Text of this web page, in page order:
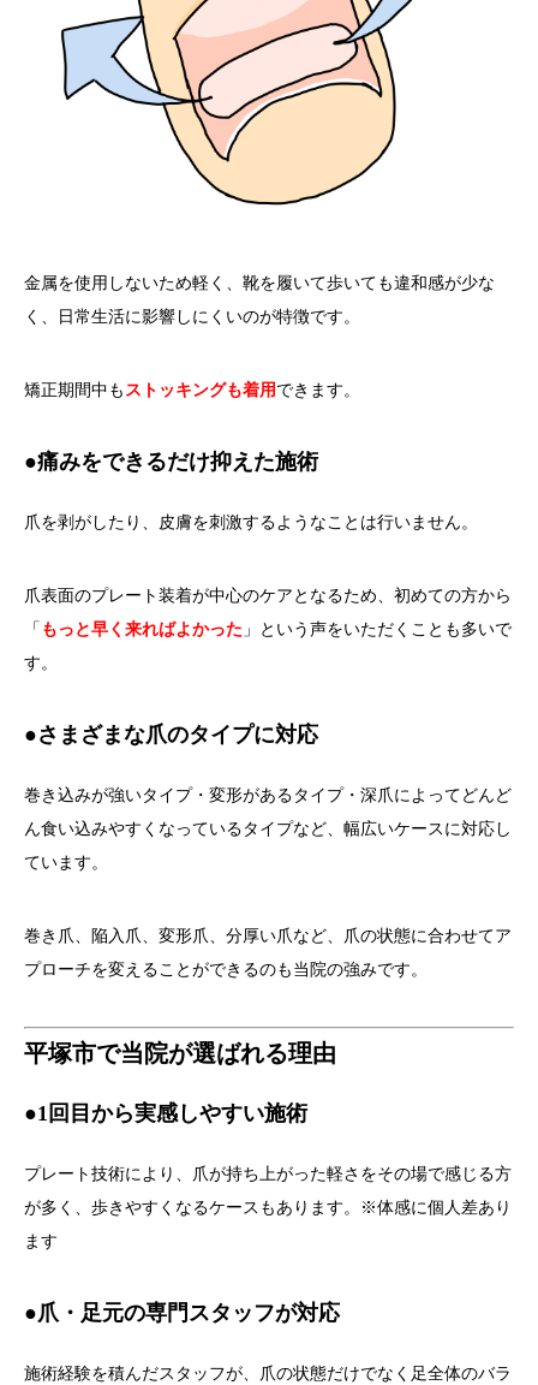
金属を使用しないため軽く、靴を履いて歩いても違和感が少な
く、日常生活に影響しにくいのが特徴です。
矯正期間中も ストッキングも着用 できます。
●痛みをできるだけ抑えた施術
爪を剥がしたり、皮膚を刺激するようなことは行いません。
爪表面のプレート装着が中心のケアとなるため、初めての方から
「 もっと早く来ればよかった 」という声をいただくことも多いで
す。
●さまざまな爪のタイプに対応
巻き込みが強いタイプ・変形があるタイプ・深爪によってどんど
ん食い込みやすくなっているタイプなど、幅広いケースに対応し
ています。
巻き爪、陥入爪、変形爪、分厚い爪など、爪の状態に合わせてア
プローチを変えることができるのも当院の強みです。
平塚市で当院が選ばれる理由
●1回目から実感しやすい施術
プレート技術により、爪が持ち上がった軽さをその場で感じる方
が多く、歩きやすくなるケースもあります。※体感に個人差あり
ます
●爪・足元の専門スタッフが対応
施術経験を積んだスタッフが、爪の状態だけでなく足全体のバラ